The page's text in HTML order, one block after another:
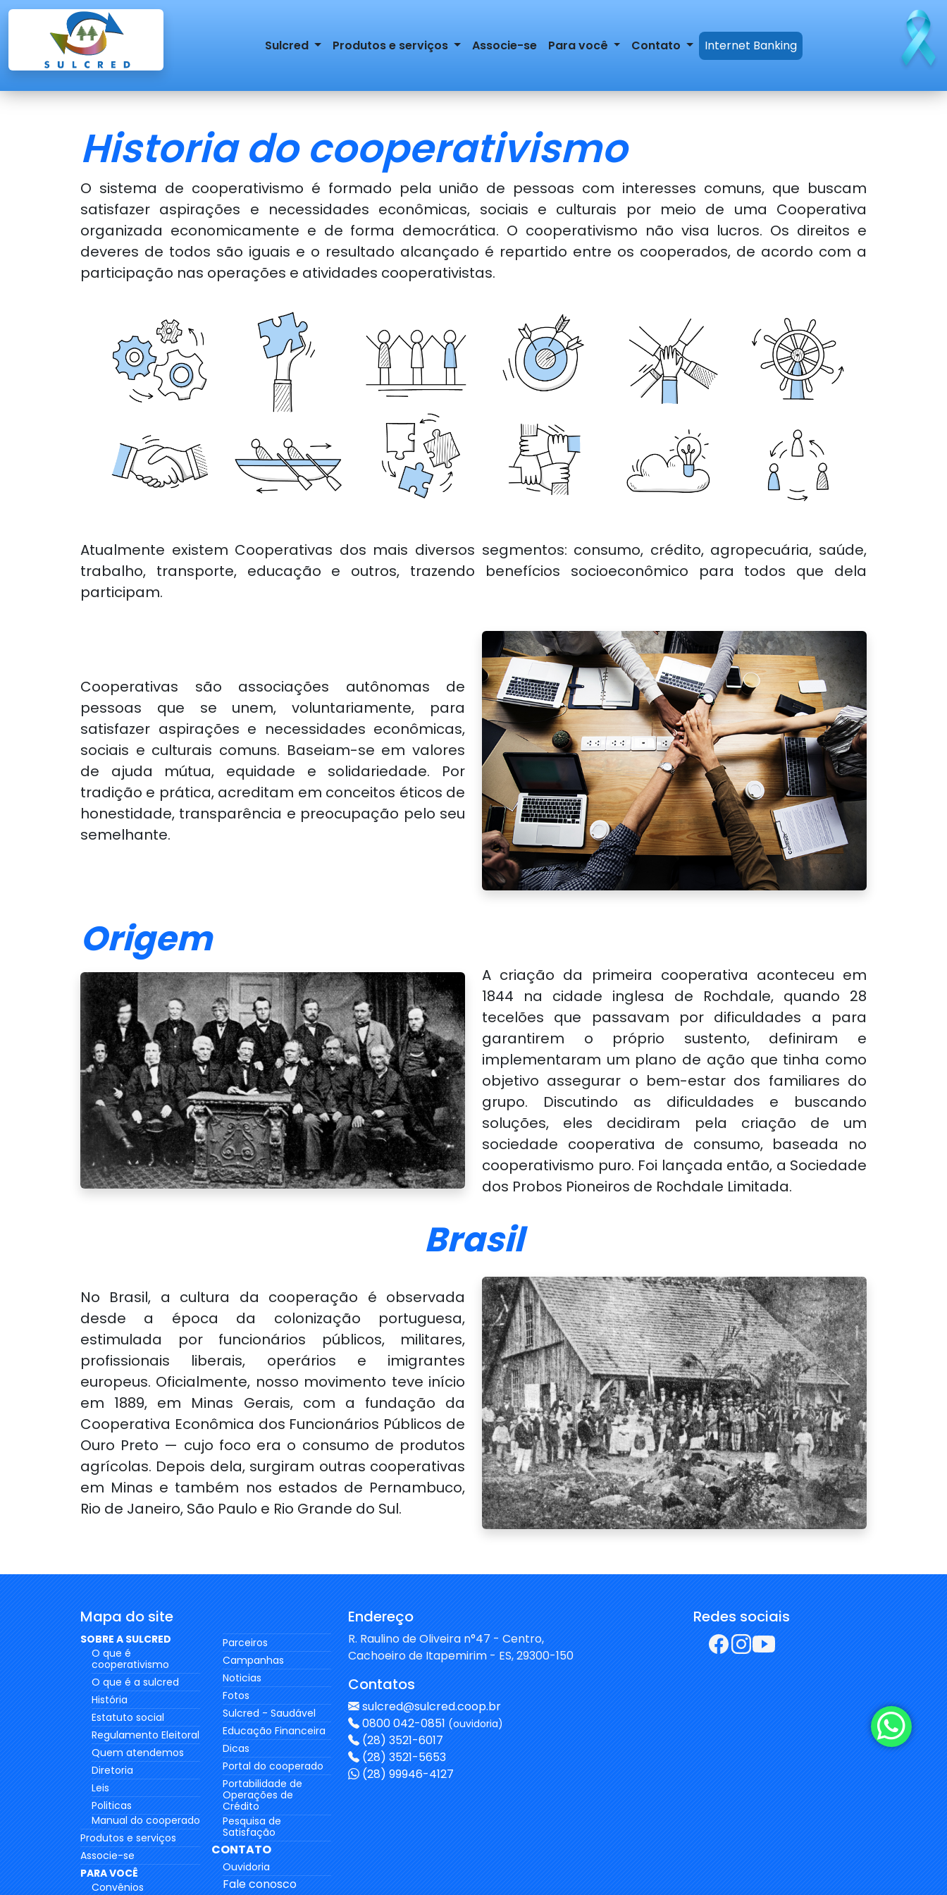
Sulcred Produtos e serviços Associe-se Para você Contato Internet Banking
Historia do cooperativismo
O sistema de cooperativismo é formado pela união de pessoas com interesses comuns, que buscam
satisfazer aspirações e necessidades econômicas, sociais e culturais por meio de uma Cooperativa
organizada economicamente e de forma democrática. O cooperativismo não visa lucros. Os direitos e
deveres de todos são iguais e o resultado alcançado é repartido entre os cooperados, de acordo com a
participação nas operações e atividades cooperativistas.
Atualmente existem Cooperativas dos mais diversos segmentos: consumo, crédito, agropecuária, saúde,
trabalho, transporte, educação e outros, trazendo benefícios socioeconômico para todos que dela
participam.
Cooperativas são associações autônomas de
pessoas que se unem, voluntariamente, para
satisfazer aspirações e necessidades econômicas,
sociais e culturais comuns. Baseiam-se em valores
de ajuda mútua, equidade e solidariedade. Por
tradição e prática, acreditam em conceitos éticos de
honestidade, transparência e preocupação pelo seu
semelhante.
Origem
A criação da primeira cooperativa aconteceu em
1844 na cidade inglesa de Rochdale, quando 28
tecelões que passavam por dificuldades a para
garantirem o próprio sustento, definiram e
implementaram um plano de ação que tinha como
objetivo assegurar o bem-estar dos familiares do
grupo. Discutindo as dificuldades e buscando
soluções, eles decidiram pela criação de um
sociedade cooperativa de consumo, baseada no
cooperativismo puro. Foi lançada então, a Sociedade
dos Probos Pioneiros de Rochdale Limitada.
Brasil
No Brasil, a cultura da cooperação é observada
desde a época da colonização portuguesa,
estimulada por funcionários públicos, militares,
profissionais liberais, operários e imigrantes
europeus. Oficialmente, nosso movimento teve início
em 1889, em Minas Gerais, com a fundação da
Cooperativa Econômica dos Funcionários Públicos de
Ouro Preto — cujo foco era o consumo de produtos
agrícolas. Depois dela, surgiram outras cooperativas
em Minas e também nos estados de Pernambuco,
Rio de Janeiro, São Paulo e Rio Grande do Sul.
Mapa do site
SOBRE A SULCRED
O que é
cooperativismo
O que é a sulcred
História
Estatuto social
Regulamento Eleitoral
Quem atendemos
Diretoria
Leis
Politicas
Manual do cooperado
Produtos e serviços
Associe-se
PARA VOCÊ
Convênios
Parceiros
Campanhas
Noticias
Fotos
Sulcred - Saudável
Educação Financeira
Dicas
Portal do cooperado
Portabilidade de
Operações de
Crédito
Pesquisa de
Satisfação
CONTATO
Ouvidoria
Fale conosco
Endereço
R. Raulino de Oliveira n°47 - Centro,
Cachoeiro de Itapemirim - ES, 29300-150
Contatos
sulcred@sulcred.coop.br
0800 042-0851 (ouvidoria)
(28) 3521-6017
(28) 3521-5653
(28) 99946-4127
Redes sociais